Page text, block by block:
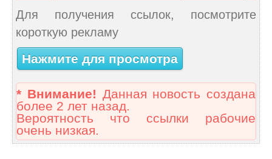
Для получения ссылок, посмотрите
короткую рекламу
Нажмите для просмотра
* Внимание! Данная новость создана
более 2 лет назад.
Вероятность что ссылки рабочие
очень низкая.